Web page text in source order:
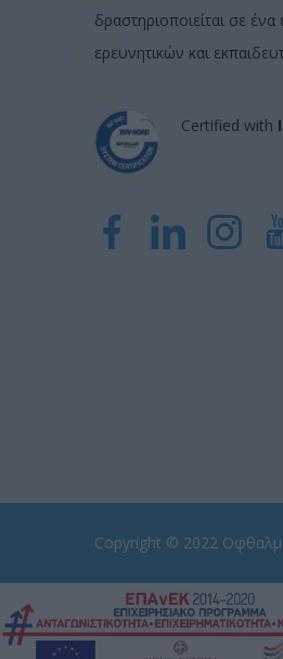
δραστηριοποιείται σε
ερευνητικών και
Certified with
Copyright © 2022